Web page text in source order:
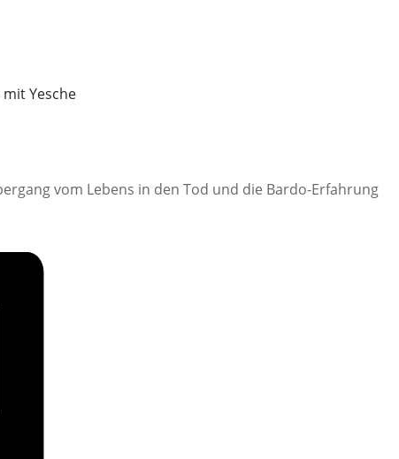
mit Yesche
vom Lebens in den Tod und die Bardo-Erfahrung